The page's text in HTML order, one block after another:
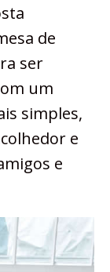
de
ser
um
simples,
e
e